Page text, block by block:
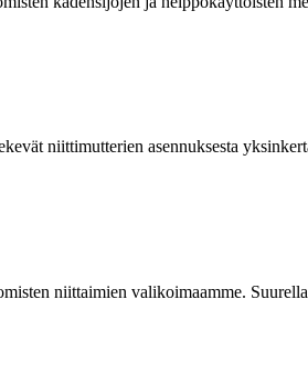
niittimutterien asennuksesta
niittaimien valikoimaamme.